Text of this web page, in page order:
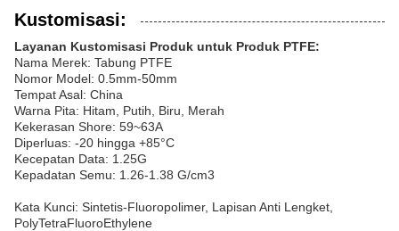
Kustomisasi:
Layanan Kustomisasi Produk untuk Produk PTFE:
Nama Merek: Tabung PTFE
Nomor Model: 0.5mm-50mm
Tempat Asal: China
Warna Pita: Hitam, Putih, Biru, Merah
Kekerasan Shore: 59~63A
Diperluas: -20 hingga +85°C
Kecepatan Data: 1.25G
Kepadatan Semu: 1.26-1.38 G/cm3
Kata Kunci: Sintetis-Fluoropolimer, Lapisan Anti Lengket,
PolyTetraFluoroEthylene